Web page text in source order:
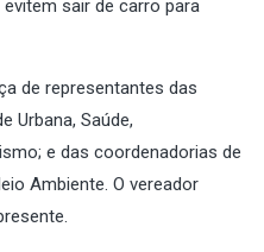
sair de carro para
de representantes das
Urbana, Saúde,
e das coordenadorias de
Ambiente. O vereador